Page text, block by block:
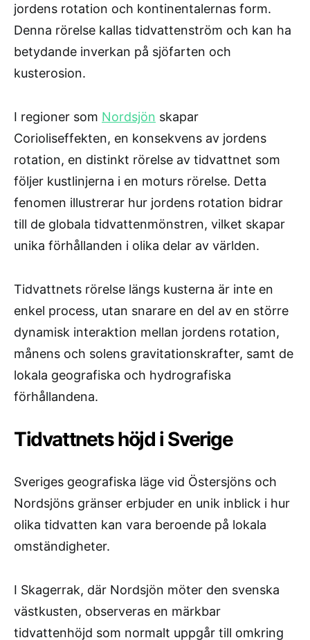
jordens rotation och kontinentalernas form.
Denna rörelse kallas tidvattenström och kan ha
betydande inverkan på sjöfarten och
kusterosion.
I regioner som Nordsjön skapar
Corioliseffekten, en konsekvens av jordens
rotation, en distinkt rörelse av tidvattnet som
följer kustlinjerna i en moturs rörelse. Detta
fenomen illustrerar hur jordens rotation bidrar
till de globala tidvattenmönstren, vilket skapar
unika förhållanden i olika delar av världen.
Tidvattnets rörelse längs kusterna är inte en
enkel process, utan snarare en del av en större
dynamisk interaktion mellan jordens rotation,
månens och solens gravitationskrafter, samt de
lokala geografiska och hydrografiska
förhållandena.
Tidvattnets höjd i Sverige
Sveriges geografiska läge vid Östersjöns och
Nordsjöns gränser erbjuder en unik inblick i hur
olika tidvatten kan vara beroende på lokala
omständigheter.
I Skagerrak, där Nordsjön möter den svenska
västkusten, observeras en märkbar
tidvattenhöjd som normalt uppgår till omkring